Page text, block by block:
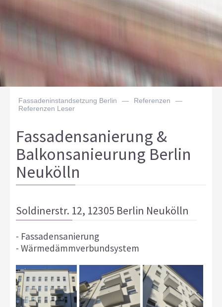
Fassadeninstandsetzung Berlin — Referenzen
—
Referenzen Leser
Fassadensanierung &
Balkonsanieurung Berlin
Neukölln
Soldinerstr. 12, 12305 Berlin Neukölln
- Fassadensanierung
- Wärmedämmverbundsystem